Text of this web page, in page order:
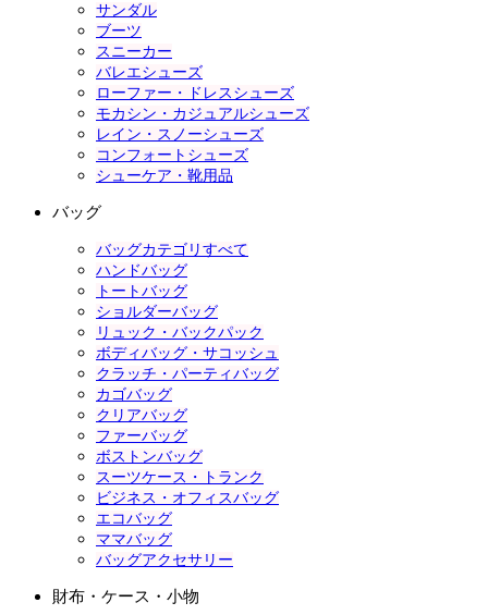
サンダル
ブーツ
スニーカー
バレエシューズ
ローファー・ドレスシューズ
モカシン・カジュアルシューズ
レイン・スノーシューズ
コンフォートシューズ
シューケア・靴用品
バッグ
バッグカテゴリすべて
ハンドバッグ
トートバッグ
ショルダーバッグ
リュック・バックパック
ボディバッグ・サコッシュ
クラッチ・パーティバッグ
カゴバッグ
クリアバッグ
ファーバッグ
ボストンバッグ
スーツケース・トランク
ビジネス・オフィスバッグ
エコバッグ
ママバッグ
バッグアクセサリー
財布・ケース・小物